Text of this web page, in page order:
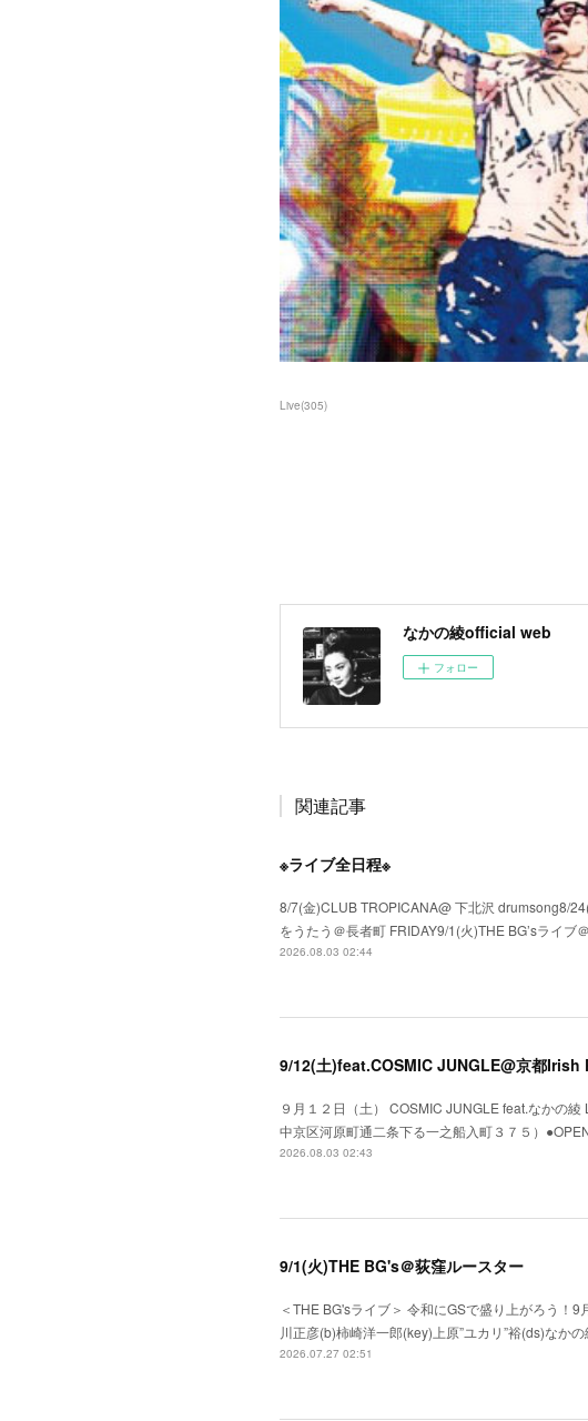
Live(305)
なかの綾official web
フォロー
関連記事
※ライブ全日程※
8/7(金)CLUB TROPICANA@ 下北沢 drumsong8/
をうたう＠長者町 FRIDAY9/1(火)THE BG’sライ
2026.08.03 02:44
9/12(土)feat.COSMIC JUNGLE@京都Irish
９月１２日（土） COSMIC JUNGLE feat.なかの
中京区河原町通二条下る一之船入町３７５）
2026.08.03 02:43
9/1(火)THE BG's＠荻窪ルースター
＜THE BG'sライブ＞ 令和にGSで盛り上がろう！
川正彦(b)柿崎洋一郎(key)上原”ユカリ”裕(ds)な
2026.07.27 02:51